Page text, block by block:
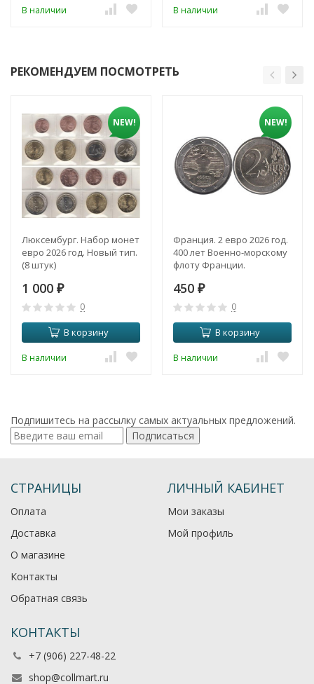
В наличии В наличии
РЕКОМЕНДУЕМ ПОСМОТРЕТЬ
NEW!
Люксембург. Набор монет
евро 2026 год. Новый тип.
(8 штук)
1 000 ₽
0
В корзину
В наличии
NEW!
Франция. 2 евро 2026 год.
400 лет Военно-морскому
флоту Франции.
450 ₽
0
В корзину
В наличии
Подпишитесь на рассылку самых актуальных предложений.
Подписаться
СТРАНИЦЫ
Оплата
Доставка
О магазине
Контакты
Обратная связь
ЛИЧНЫЙ КАБИНЕТ
Мои заказы
Мой профиль
КОНТАКТЫ
+7 (906) 227-48-22
shop@collmart.ru